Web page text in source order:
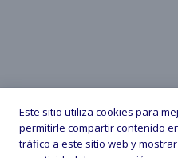
Este sitio utiliza cookies para
permitirle compartir contenido
tráfico a este sitio web y